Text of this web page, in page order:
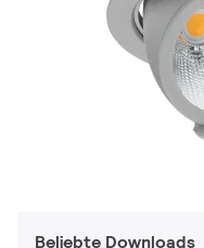
Beliebte Downloads